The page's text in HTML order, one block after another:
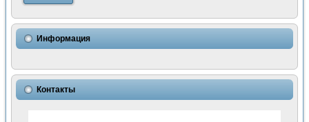
Использование NI LabVIEW для математического
Исследовние возможности создания измерителя ВАХ
Математическое моделирование генератора сигналов -
Применение осциллографического модуля с высоким
Симуляция отклика импульсного радиолокационного
Автоматизация формирования уравнений состояния для
Информация
Контакты